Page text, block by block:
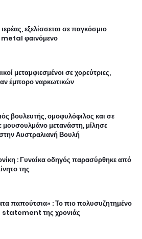
εξελίσσεται σε παγκόσμιο
metal φαινόμενο
μεταμφιεσμένοι σε χορεύτριες,
έμπορο ναρκωτικών
βουλευτής, ομοφυλόφιλος και σε
μουσουλμάνο μετανάστη, μίλησε
Αυστραλιανή Βουλή
: Γυναίκα οδηγός παρασύρθηκε από
της
παπούτσια» : Το πιο πολυσυζητημένο
της χρονιάς